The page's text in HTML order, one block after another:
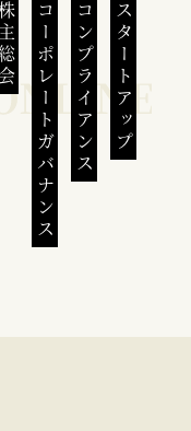
会 コーポレートガバナンスコンプライアンススタートアップ